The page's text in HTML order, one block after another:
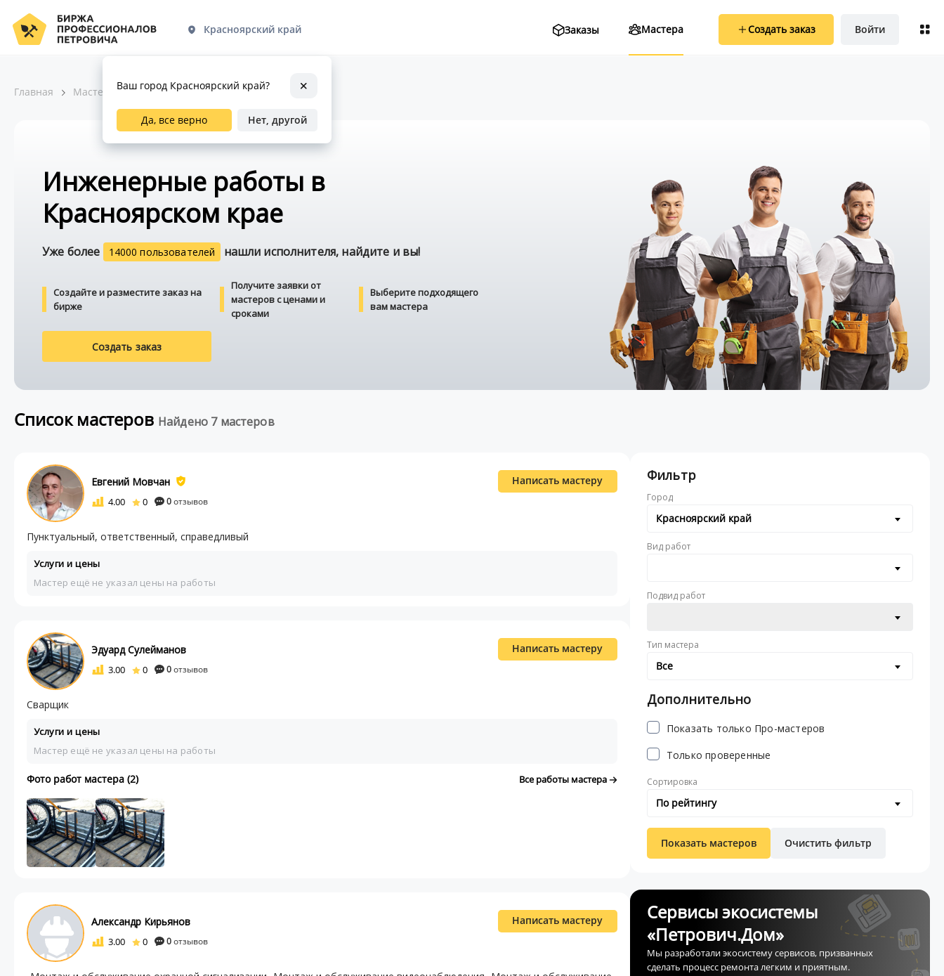
Красноярский край Заказы Мастера Создать заказ Войти
Главная Мастера по ремонту Инженерные работы
Инженерные работы в
Красноярском крае
Уже более 14000 пользователей нашли исполнителя, найдите и вы!
Создайте и разместите заказ на
бирже
Получите заявки от
мастеров с ценами и
сроками
Выберите подходящего
вам мастера
Создать заказ
Список мастеров Найдено 7 мастеров
Евгений Мовчан
4.00 0 0отзывов
Написать мастеру
Пунктуальный, ответственный, справедливый
Услуги и цены
Мастер ещё не указал цены на работы
Эдуард Сулейманов
3.00 0 0отзывов
Написать мастеру
Сварщик
Услуги и цены
Мастер ещё не указал цены на работы
Фото работ мастера (2) Все работы мастера
Александр Кирьянов
3.00 0 0отзывов
Написать мастеру
Фильтр
Город
Красноярский край
Вид работ
Подвид работ
Тип мастера
Все
Дополнительно
Показать только Про-мастеров
Только проверенные
Сортировка
По рейтингу
Показать мастеров Очистить фильтр
Сервисы экосистемы
«Петрович.Дом»
Мы разработали экосистему сервисов, призванных
сделать процесс ремонта легким и приятным.
Ваш город Красноярский край?
Да, все верно Нет, другой